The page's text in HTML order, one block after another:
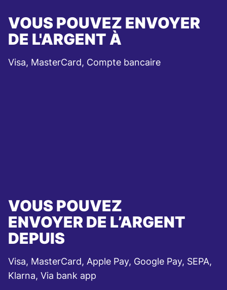
VOUS POUVEZ ENVOYER
DE L'ARGENT À
Visa, MasterCard, Compte bancaire
VOUS POUVEZ
ENVOYER DE L’ARGENT
DEPUIS
Visa, MasterCard, Apple Pay, Google Pay, SEPA,
Klarna, Via bank app